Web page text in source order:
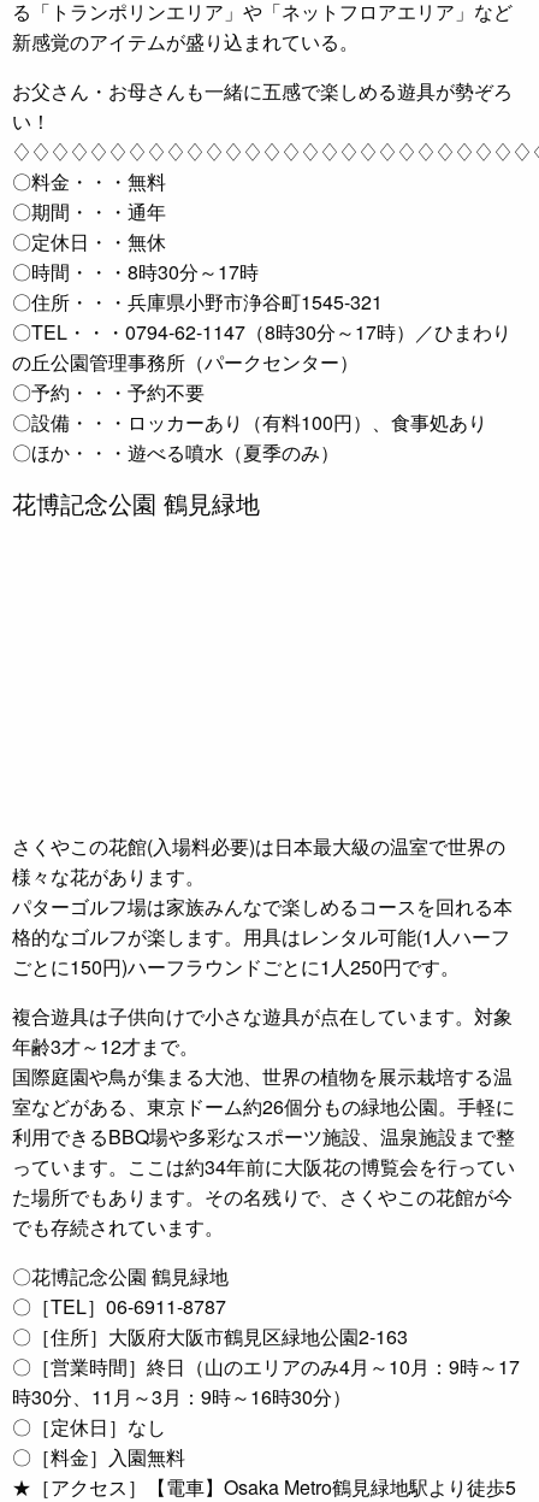
る「トランポリンエリア」や「ネットフロアエリア」など
新感覚のアイテムが盛り込まれている。
お父さん・お母さんも一緒に五感で楽しめる遊具が勢ぞろ
い！
〇料金・・・無料
〇期間・・・通年
〇定休日・・無休
〇時間・・・8時30分～17時
〇住所・・・兵庫県小野市浄谷町1545-321
〇TEL・・・0794-62-1147（8時30分～17時）／ひまわり
の丘公園管理事務所（パークセンター）
〇予約・・・予約不要
〇設備・・・ロッカーあり（有料100円）、食事処あり
〇ほか・・・遊べる噴水（夏季のみ）
花博記念公園 鶴見緑地
さくやこの花館(入場料必要)は日本最大級の温室で世界の
様々な花があります。
パターゴルフ場は家族みんなで楽しめるコースを回れる本
格的なゴルフが楽します。用具はレンタル可能(1人ハーフ
ごとに150円)ハーフラウンドごとに1人250円です。
複合遊具は子供向けで小さな遊具が点在しています。対象
年齢3才～12才まで。
国際庭園や鳥が集まる大池、世界の植物を展示栽培する温
室などがある、東京ドーム約26個分もの緑地公園。手軽に
利用できるBBQ場や多彩なスポーツ施設、温泉施設まで整
っています。ここは約34年前に大阪花の博覧会を行ってい
た場所でもあります。その名残りで、さくやこの花館が今
でも存続されています。
〇花博記念公園 鶴見緑地
〇［TEL］06-6911-8787
〇［住所］大阪府大阪市鶴見区緑地公園2-163
〇［営業時間］終日（山のエリアのみ4月～10月：9時～17
時30分、11月～3月：9時～16時30分）
〇［定休日］なし
〇［料金］入園無料
★［アクセス］【電車】Osaka Metro鶴見緑地駅より徒歩5